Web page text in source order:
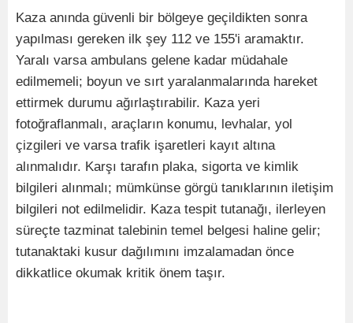
Kaza anında güvenli bir bölgeye geçildikten sonra
yapılması gereken ilk şey 112 ve 155'i aramaktır.
Yaralı varsa ambulans gelene kadar müdahale
edilmemeli; boyun ve sırt yaralanmalarında hareket
ettirmek durumu ağırlaştırabilir. Kaza yeri
fotoğraflanmalı, araçların konumu, levhalar, yol
çizgileri ve varsa trafik işaretleri kayıt altına
alınmalıdır. Karşı tarafın plaka, sigorta ve kimlik
bilgileri alınmalı; mümkünse görgü tanıklarının iletişim
bilgileri not edilmelidir. Kaza tespit tutanağı, ilerleyen
süreçte tazminat talebinin temel belgesi haline gelir;
tutanaktaki kusur dağılımını imzalamadan önce
dikkatlice okumak kritik önem taşır.